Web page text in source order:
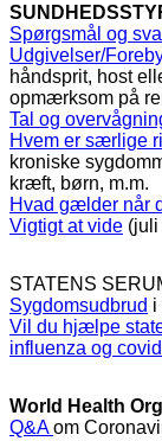
Spørgsmål og
Udgivelser/
håndsprit, host
opmærksom på
Tal og
Hvem er særlige
kroniske
kræft, børn, m.m.
Hvad gælder når
Vigtigt at vide (juli
STATENS
Sygdomsudbrud i
Vil du hjælpe
influenza og
World Health
Q&Aom